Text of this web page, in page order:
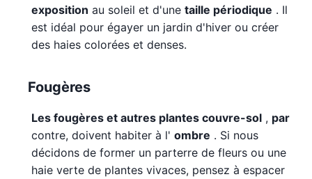
exposition au soleil et d'une taille périodique . Il
est idéal pour égayer un jardin d'hiver ou créer
des haies colorées et denses.
Fougères
Les fougères et autres plantes couvre-sol , par
contre, doivent habiter à l' ombre . Si nous
décidons de former un parterre de fleurs ou une
haie verte de plantes vivaces, pensez à espacer